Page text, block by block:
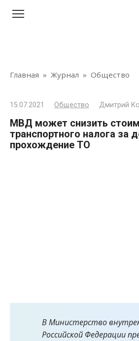
Главная » Журнал » Общество
15.07.2021 Общество Дмитрий
МВД может снизить
транспортного налога за
прохождение ТО
В Министерство
Российской Федерации